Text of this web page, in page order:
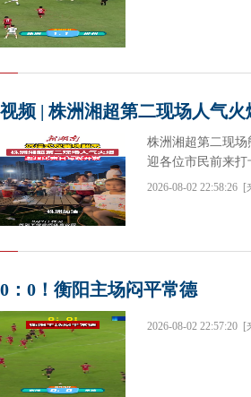
视频 | 株洲湘超第二现场人气
株洲湘超第二现
迎各位市民前来
2026-08-02 22:58:26 [
0：0！衡阳主场闷平常德
2026-08-02 22:57:20 [